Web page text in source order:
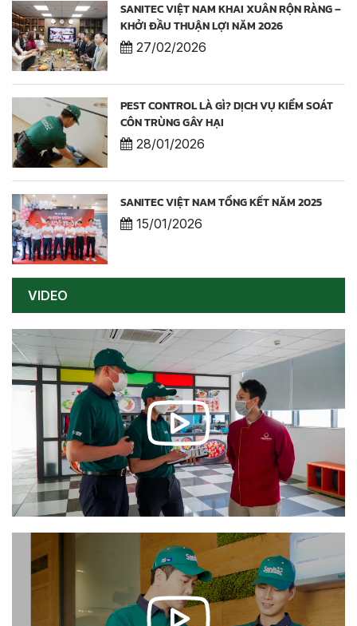
SANITEC VIỆT NAM KHAI XUÂN RỘN RÀNG –
KHỞI ĐẦU THUẬN LỢI NĂM 2026
27/02/2026
PEST CONTROL LÀ GÌ? DỊCH VỤ KIỂM SOÁT
CÔN TRÙNG GÂY HẠI
28/01/2026
SANITEC VIỆT NAM TỔNG KẾT NĂM 2025
15/01/2026
VIDEO